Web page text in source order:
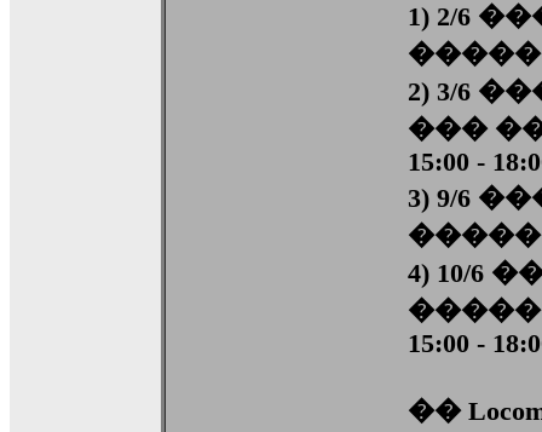
1) 2/6
2) 3/6
���
15:00 -
3) 9/6
������
4) 10/6
15:00 -
��